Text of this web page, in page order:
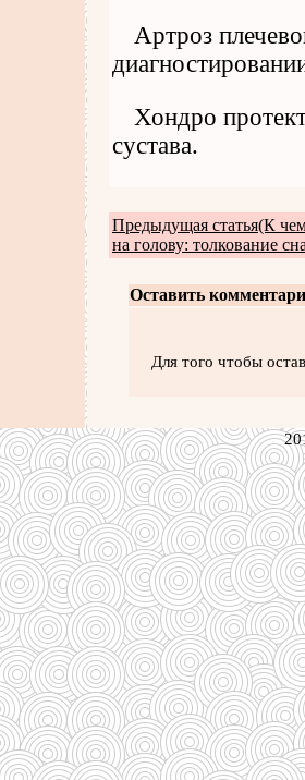
Артроз
Хондро
сустава.
Предыдущая статья(К
на голову: толкование
Оставить
Для того чтобы